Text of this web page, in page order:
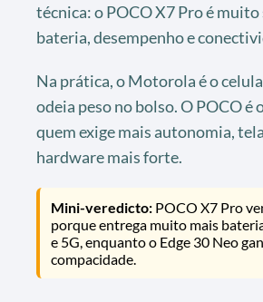
técnica: o POCO X7 Pro é
bateria, desempenho e
Na prática, o Motorola é o
odeia peso no bolso. O POCO é
quem exige mais autonomia,
hardware mais forte.
Mini-veredicto: POCO X7 Pro
porque entrega muito mais
e 5G, enquanto o Edge 30 Neo
compacidade.